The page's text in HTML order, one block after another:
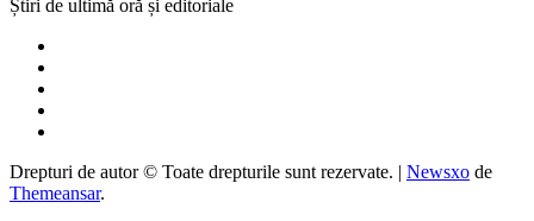
Știri de ultimă oră și editoriale
Drepturi de autor © Toate drepturile sunt rezervate. | Newsxo de
Themeansar.